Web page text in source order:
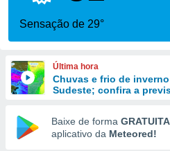
fornecidas
a este
das
e
forma
digital
Sensação de 29°
Última hora
Chuvas e frio de
Sudeste; confira a
Baixe de forma GRATUITA
aplicativo da Meteored!